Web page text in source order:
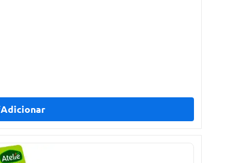
Adicionar